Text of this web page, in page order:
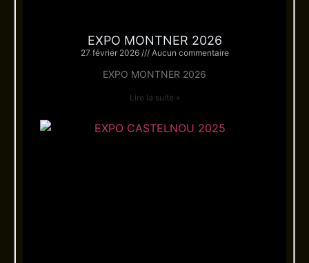
EXPO MONTNER 2026
27 février 2026 Aucun commentaire
EXPO MONTNER 2026
Lire la suite »